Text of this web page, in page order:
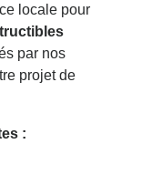
locale pour
par nos
projet de
: